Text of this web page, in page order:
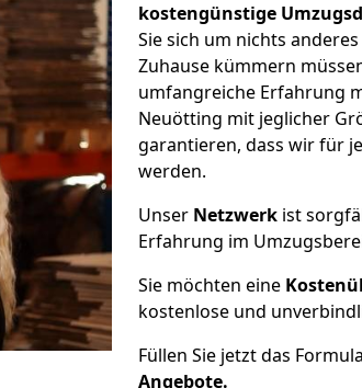
kostengünstige
Sie sich um nichts
Zuhause kümmern
umfangreiche Erfahrung
Neuötting mit jeglicher
garantieren, dass wir für
werden.
Unser Netzwerk ist
Erfahrung im
Sie möchten eine
kostenlose und
Füllen Sie jetzt das
Angebote.